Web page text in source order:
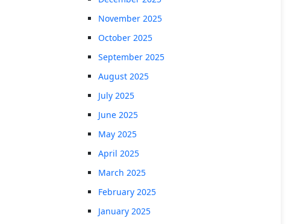
November 2025
October 2025
September 2025
August 2025
July 2025
June 2025
May 2025
April 2025
March 2025
February 2025
January 2025